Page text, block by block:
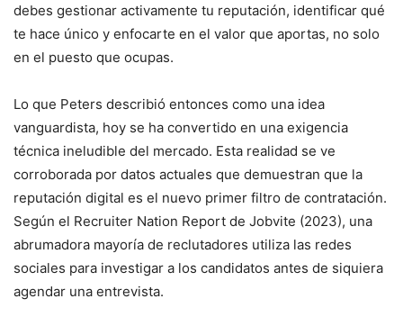
debes gestionar activamente tu reputación, identificar qué
te hace único y enfocarte en el valor que aportas, no solo
en el puesto que ocupas.
Lo que Peters describió entonces como una idea
vanguardista, hoy se ha convertido en una exigencia
técnica ineludible del mercado. Esta realidad se ve
corroborada por datos actuales que demuestran que la
reputación digital es el nuevo primer filtro de contratación.
Según el Recruiter Nation Report de Jobvite (2023), una
abrumadora mayoría de reclutadores utiliza las redes
sociales para investigar a los candidatos antes de siquiera
agendar una entrevista.